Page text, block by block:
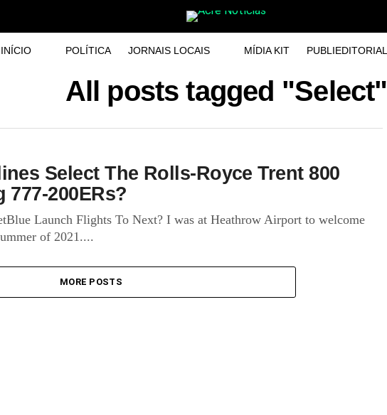
INÍCIO POLÍTICA JORNAIS LOCAIS MÍDIA KIT PUBLIEDITORIAL
All posts tagged "Select"
Select The Rolls-Royce Trent 800
200ERs?
Launch Flights To Next? I was at Heathrow Airport to welcome
of 2021....
MORE POSTS